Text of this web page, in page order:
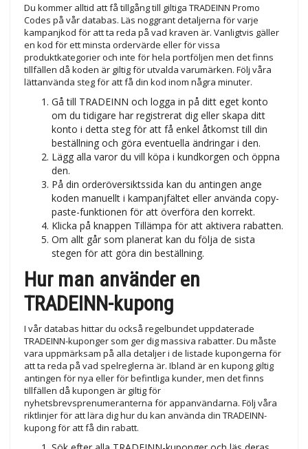
Du kommer alltid att få tillgång till giltiga TRADEINN Promo
Codes på vår databas. Läs noggrant detaljerna för varje
kampanjkod för att ta reda på vad kraven är. Vanligtvis gäller
en kod för ett minsta ordervärde eller för vissa
produktkategorier och inte för hela portföljen men det finns
tillfällen då koden är giltig för utvalda varumärken. Följ våra
lättanvända steg för att få din kod inom några minuter.
Gå till TRADEINN och logga in på ditt eget konto
om du tidigare har registrerat dig eller skapa ditt
konto i detta steg för att få enkel åtkomst till din
beställning och göra eventuella ändringar i den.
Lägg alla varor du vill köpa i kundkorgen och öppna
den.
På din orderöversiktssida kan du antingen ange
koden manuellt i kampanjfältet eller använda copy-
paste-funktionen för att överföra den korrekt.
Klicka på knappen Tillämpa för att aktivera rabatten.
Om allt går som planerat kan du följa de sista
stegen för att göra din beställning.
Hur man använder en
TRADEINN-kupong
I vår databas hittar du också regelbundet uppdaterade
TRADEINN-kuponger som ger dig massiva rabatter. Du måste
vara uppmärksam på alla detaljer i de listade kupongerna för
att ta reda på vad spelreglerna är. Ibland är en kupong giltig
antingen för nya eller för befintliga kunder, men det finns
tillfällen då kupongen är giltig för
nyhetsbrevsprenumeranterna för appanvändarna. Följ våra
riktlinjer för att lära dig hur du kan använda din TRADEINN-
kupong för att få din rabatt.